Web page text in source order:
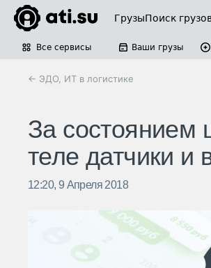
ГрузыПоиск
Все сервисы Ваши грузы
← ЭДО, ИТ в логистике
За состоянием
теле датчики и
12:20, 9 Апреля 2018